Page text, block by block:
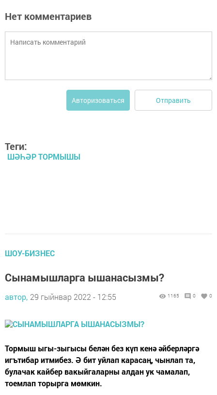
Нет комментариев
Авторизоваться Отправить
Теги:
ШӘҺӘР ТОРМЫШЫ
ШОУ-БИЗНЕС
Сынамышларга ышанасызмы?
автор, 29 гыйнвар 2022 - 12:55 1165 0 0
Тормыш ыгы-зыгысы белән без күп кенә әйберләргә
игътибар итмибез. Ә бит уйлап карасаң, чынлап та,
булачак кайбер вакыйгаларны алдан ук чамалап,
тоемлап торырга мөмкин.